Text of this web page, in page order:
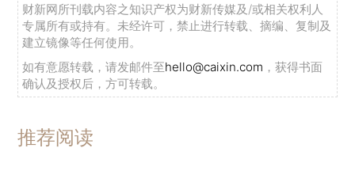
财新网所刊载内容之知识产权为财新传媒及/或相关权利人
专属所有或持有。未经许可，禁止进行转载、摘编、复制及
建立镜像等任何使用。
如有意愿转载，请发邮件至hello@caixin.com ，获得书面
确认及授权后，方可转载。
推荐阅读